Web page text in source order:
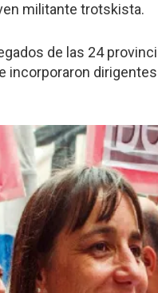
militante trotskista.
de las 24
incorporaron